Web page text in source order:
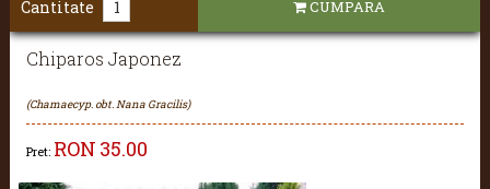
Chiparos Japonez
(Chamaecyp. obt. Nana Gracilis)
Pret: RON 35.00
Cantitate CUMPARA